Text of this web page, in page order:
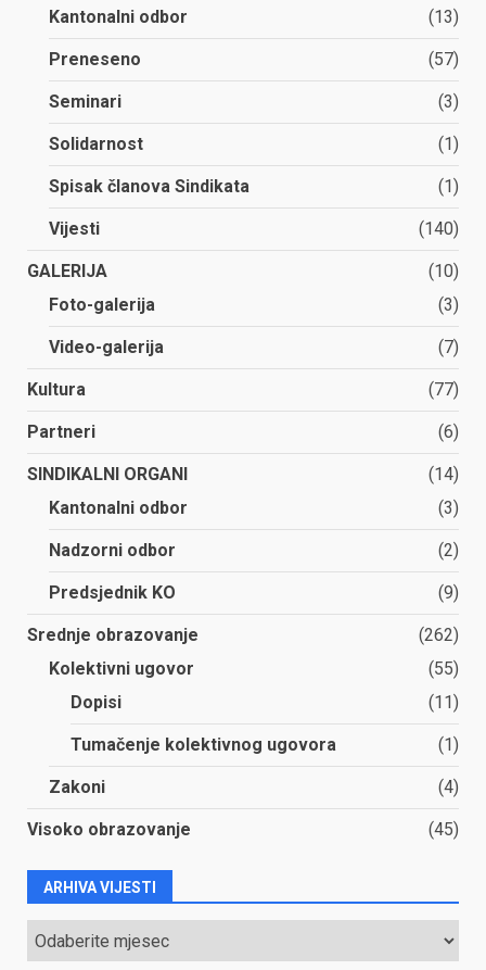
Kantonalni odbor (13)
Preneseno (57)
Seminari (3)
Solidarnost (1)
Spisak članova Sindikata (1)
Vijesti (140)
GALERIJA
(10)
Foto-galerija
(3)
Video-galerija (7)
Kultura (77)
Partneri (6)
SINDIKALNI ORGANI
(14)
Kantonalni odbor
(3)
Nadzorni odbor (2)
Predsjednik KO (9)
Srednje obrazovanje
(262)
Kolektivni ugovor
(55)
Dopisi
(11)
Tumačenje kolektivnog ugovora (1)
Zakoni (4)
Visoko obrazovanje (45)
ARHIVA VIJESTI
ARHIVA
VIJESTI